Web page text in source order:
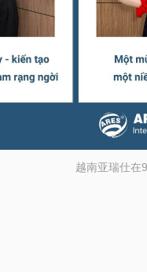
越南亚瑞仕在